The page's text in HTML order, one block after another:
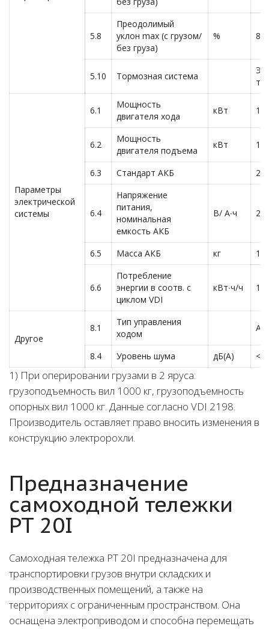
5.8
Преодолимый
уклон max (с грузом/
без груза)
% 8/
5.10 Тормозная система
Параметры
электрической
системы
6.1
Мощность
двигателя хода
кВт 1,3
6.2
Мощность
двигателя подъема
кВт 1,2
6.3 Стандарт АКБ
6.4
Напряжение
питания,
номинальная
емкость АКБ
В/ А∙ч
6.5 Масса АКБ кг
6.6
Потребление
энергии в соотв. с
циклом VDI
кВт∙ч/ч 1,0
Другое
8.1
Тип управления
ходом
AC
8.4 Уровень шума дБ(A)
1) При оперировании грузами в 2 яруса:
грузоподъемность вил 1000 кг, грузоподъемность
опорных вил 1000 кг. Данные согласно VDI 2198.
Производитель оставляет право вносить изменения в
конструкцию электророхли.
Предназначение
самоходной тележки
PT 20I
Самоходная тележка PT 20I предназначена для
транспортировки грузов внутри складских и
производственных помещений, а также на
территориях с ограниченным пространством. Она
оснащена электроприводом и способна перемещать